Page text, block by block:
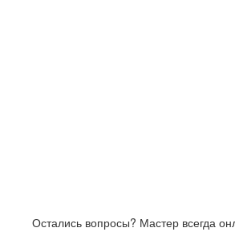
Остались вопросы? Мастер всегда